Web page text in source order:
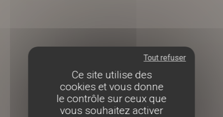
Ce site utilise des
cookies et vous donne
le contrôle sur ceux que
vous souhaitez activer
Tout refuser